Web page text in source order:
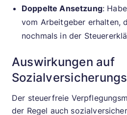
Doppelte Ansetzung:
vom Arbeitgeber erhalten,
nochmals in der
Auswirkungen auf
Der steuerfreie
der Regel auch